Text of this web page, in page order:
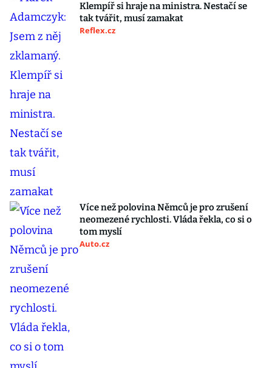
Klempíř si hraje na ministra. Nestačí se
tak tvářit, musí zamakat
Reflex.cz
Více než polovina Němců je pro zrušení
neomezené rychlosti. Vláda řekla, co si o
tom myslí
Auto.cz